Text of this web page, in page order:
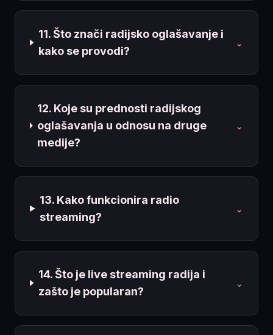
11. Što znači radijsko oglašavanje i
kako se provodi?
⌄
12. Koje su prednosti radijskog
oglašavanja u odnosu na druge
medije?
⌄
13. Kako funkcionira radio
streaming?
⌄
14. Što je live streaming radija i
zašto je popularan?
⌄